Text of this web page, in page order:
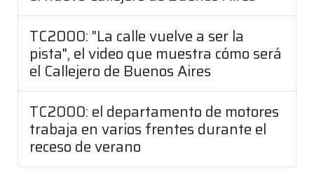
TC2000: "La calle vuelve a ser la
pista", el video que muestra cómo será
el Callejero de Buenos Aires
TC2000: el departamento de motores
trabaja en varios frentes durante el
receso de verano